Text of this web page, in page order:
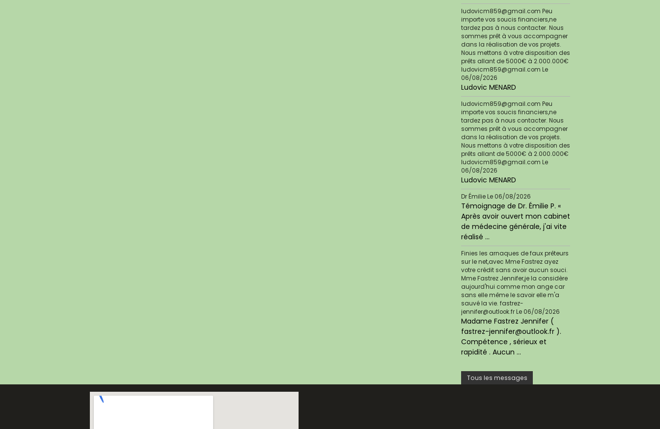
ludovicm859@gmail.com Peu
importe vos soucis financiers,ne
tardez pas à nous contacter. Nous
sommes prêt à vous accompagner
dans la réalisation de vos projets.
Nous mettons à votre disposition des
prêts allant de 5000€ à 2.000.000€
ludovicm859@gmail.com Le
06/08/2026
Ludovic MENARD
ludovicm859@gmail.com Peu
importe vos soucis financiers,ne
tardez pas à nous contacter. Nous
sommes prêt à vous accompagner
dans la réalisation de vos projets.
Nous mettons à votre disposition des
prêts allant de 5000€ à 2.000.000€
ludovicm859@gmail.com Le
06/08/2026
Ludovic MENARD
Dr ÉmilieLe 06/08/2026
Témoignage de Dr. Émilie P. «
Après avoir ouvert mon cabinet
de médecine générale, j'ai vite
réalisé ...
Finies les arnaques de faux prêteurs
sur le net,avec Mme Fastrez ayez
votre crédit sans avoir aucun souci.
Mme Fastrez Jennifer,je la considère
aujourd'hui comme mon ange car
sans elle même le savoir elle m'a
sauvé la vie. fastrez-
jennifer@outlook.frLe 06/08/2026
Madame Fastrez Jennifer (
fastrez-jennifer@outlook.fr ).
Compétence , sérieux et
rapidité . Aucun ...
Tous les messages